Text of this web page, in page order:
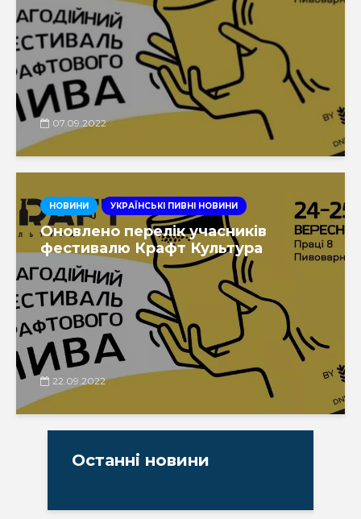
07.09.2022
НОВИНИ УКРАЇНСЬКІ ПИВНІ НОВИНИ
Оновлено перелік учасників
фестивалю Крафт Культура
22.09.2022
Останні новини